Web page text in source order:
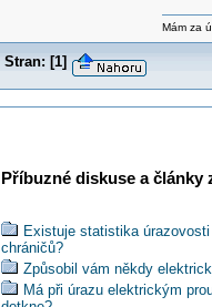
Mám za
Stran: [1]
Příbuzné diskuse a články
Existuje statistika
chráničů?
Způsobil vám někdy
Má při úrazu elektrickým